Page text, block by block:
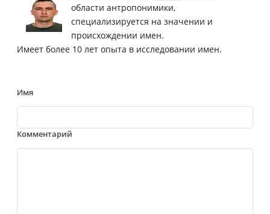
области антропонимики,
специализируется на значении и
происхождении имен.
Имеет более 10 лет опыта в исследовании имен.
Имя
Комментарий